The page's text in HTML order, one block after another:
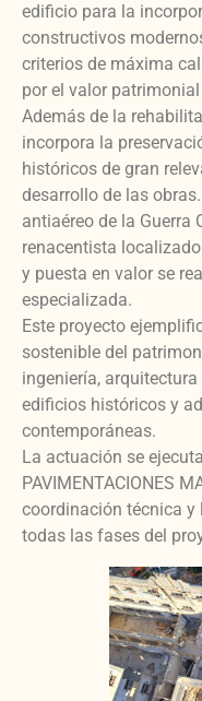
edificio para la
constructivos
criterios de máxima
por el valor
Además de la
incorpora la
históricos de gran
desarrollo de las
antiaéreo de la Guerra
renacentista
y puesta en valor se
especializada.
Este proyecto
sostenible del
ingeniería,
edificios históricos y
contemporáneas.
La actuación se
PAVIMENTACIONES
coordinación técnica y
todas las fases del